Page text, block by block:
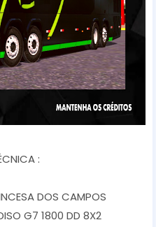
:
DOS CAMPOS
G7 1800 DD 8X2